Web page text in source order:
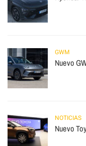
GWM
Nuevo
NOTICIAS
Nuevo